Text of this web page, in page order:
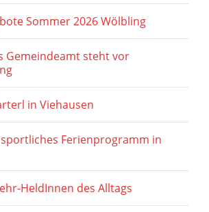
Sommer 2026 Wölbling
Gemeindeamt steht vor
in Viehausen
sportliches Ferienprogramm in
HeldInnen des Alltags